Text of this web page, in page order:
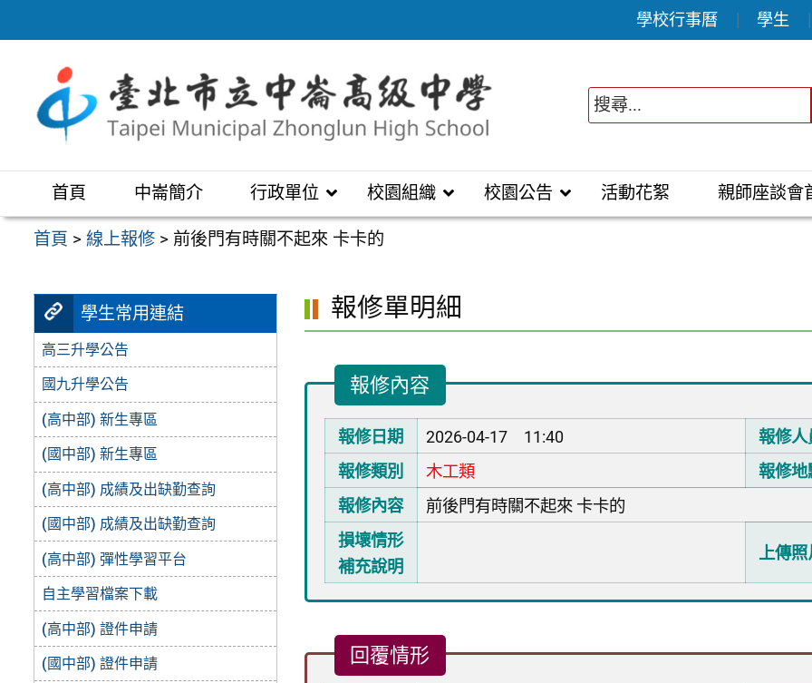
至
區
學校行事曆 學生
首頁 中崙簡介 行政單位 校園組織 校園公告 活動花絮 親師座談會
首頁 >線上報修 > 前後門有時關不起來 卡卡的
學生常用連結
高三升學公告
國九升學公告
(高中部) 新生專區
(國中部) 新生專區
(高中部) 成績及出缺勤查詢
(國中部) 成績及出缺勤查詢
(高中部) 彈性學習平台
自主學習檔案下載
(高中部) 證件申請
(國中部) 證件申請
報修單明細
報修內容
報修日期 2026-04-17 11:40
報修人
報修類別
木工類
報修地
報修內容
前後門有時關不起來 卡卡的
損壞情形
補充說明
上傳照
回覆情形